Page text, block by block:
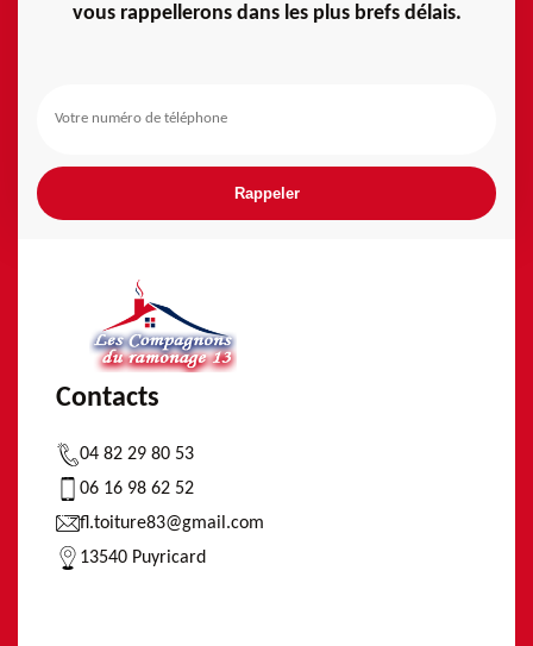
vous rappellerons dans les plus brefs délais.
Contacts
04 82 29 80 53
06 16 98 62 52
fl.toiture83@gmail.com
13540 Puyricard